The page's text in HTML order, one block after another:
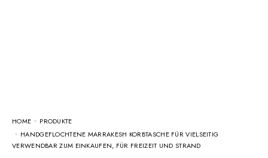
HOME
PRODUKTE
HANDGEFLOCHTENE MARRAKESH KORBTASCHE FÜR VIELSEITIG
VERWENDBAR ZUM EINKAUFEN, FÜR FREIZEIT UND STRAND